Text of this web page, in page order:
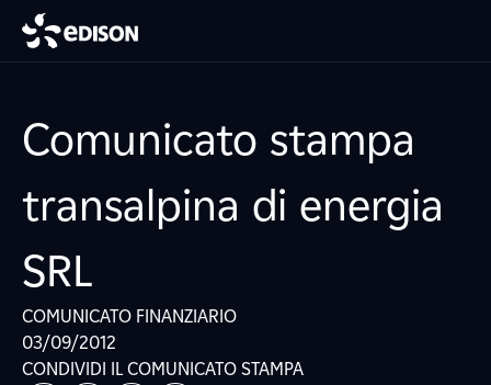
Comunicato stampa
transalpina di energia
SRL
COMUNICATO FINANZIARIO
03/09/2012
CONDIVIDI IL COMUNICATO STAMPA